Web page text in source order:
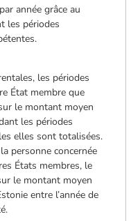
année grâce au
les périodes
les périodes
État membre que
le montant moyen
les périodes
elles sont totalisées.
personne concernée
États membres, le
le montant moyen
entre l’année de